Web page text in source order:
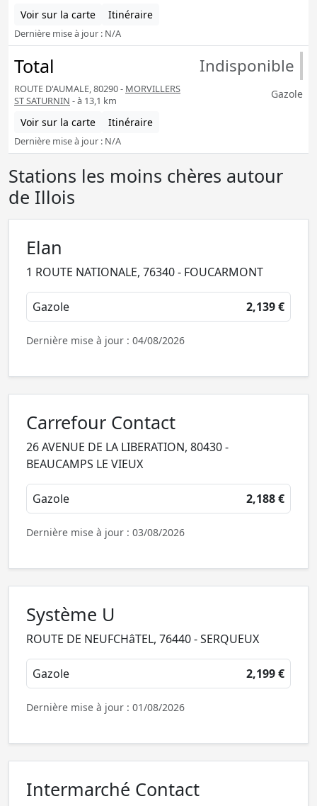
Voir sur la carte Itinéraire
Dernière mise à jour : N/A
Total
ROUTE D'AUMALE, 80290 - MORVILLERS
ST SATURNIN - à 13,1 km
Voir sur la carte Itinéraire
Dernière mise à jour : N/A
Indisponible
Gazole
Stations les moins chères autour
de Illois
Elan
1 ROUTE NATIONALE, 76340 - FOUCARMONT
Gazole 2,139 €
Dernière mise à jour : 04/08/2026
Carrefour Contact
26 AVENUE DE LA LIBERATION, 80430 -
BEAUCAMPS LE VIEUX
Gazole 2,188 €
Dernière mise à jour : 03/08/2026
Système U
ROUTE DE NEUFCHâTEL, 76440 - SERQUEUX
Gazole 2,199 €
Dernière mise à jour : 01/08/2026
Intermarché Contact